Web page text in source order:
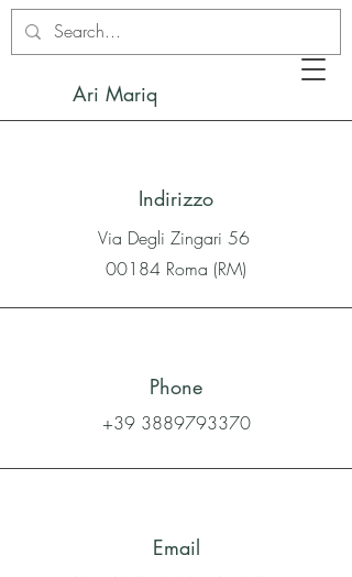
Ari Mariq
Indirizzo
Via Degli Zingari 56
00184 Roma (RM)
Phone
+39 3889793370
Email